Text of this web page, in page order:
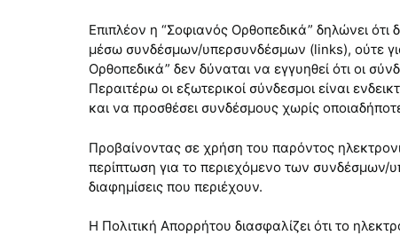
Επιπλέον η “Σοφιανός Ορθοπεδικά” δηλώνει
μέσω συνδέσμων/υπερσυνδέσμων (links), ούτε
Ορθοπεδικά” δεν δύναται να εγγυηθεί ότι οι
Περαιτέρω οι εξωτερικοί σύνδεσμοι είναι
και να προσθέσει συνδέσμους χωρίς
Προβαίνοντας σε χρήση του παρόντος
περίπτωση για το περιεχόμενο των συνδέσμων/
διαφημίσεις που περιέχουν.
Η Πολιτική Απορρήτου διασφαλίζει ότι το